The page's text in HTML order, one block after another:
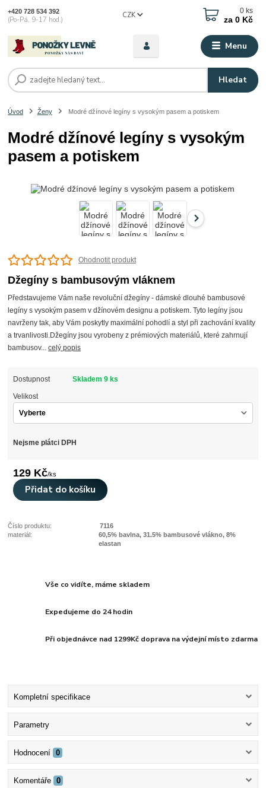
Menu
CZK
Hledat
+420 728 534 392
(Po-Pá, 9-17 hod.)
0 ks
za 0 Kč
Úvod Ženy Modré džínové legíny s vysokým pasem a potiskem
Modré džínové legíny s vysokým
pasem a potiskem
Ohodnotit produkt
Džegíny s bambusovým vláknem
Představujeme Vám naše revoluční džegíny - dámské dlouhé bambusové
legíny s vysokým pasem v džínovém designu a potiskem. Tyto legíny jsou
navrženy tak, aby Vám poskytly maximální pohodlí a styl při zachování kvality
a trvanlivosti.Džegíny jsou vyrobeny z prémiových materiálů, které zahrnují
bambusov...celý popis
Dostupnost Skladem 9 ks
Velikost
Nejsme plátci DPH
129 Kč/ks
Přidat do košíku
Číslo produktu:
7116
materiál:
60,5% bavlna, 31.5% bambusové vlákno, 8%
elastan
Vše co vidíte, máme skladem
Expedujeme do 24 hodin
Při objednávce nad 1299Kč doprava na výdejní místo zdarma
Kompletní specifikace
Parametry
Hodnocení 0
Komentáře 0